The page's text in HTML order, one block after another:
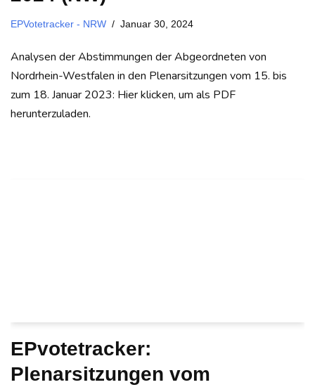
EPVotetracker - NRW Januar 30, 2024
Analysen der Abstimmungen der Abgeordneten von
Nordrhein-Westfalen in den Plenarsitzungen vom 15. bis
zum 18. Januar 2023: Hier klicken, um als PDF
herunterzuladen.
EPvotetracker:
Plenarsitzungen vom